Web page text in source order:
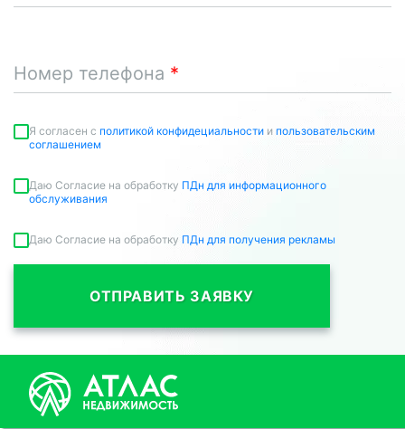
Номер телефона
Я согласен c политикой конфидециальности и пользовательским
соглашением
Даю Согласие на обработку ПДн для информационного
обслуживания
Даю Согласие на обработку ПДн для получения рекламы
ОТПРАВИТЬ ЗАЯВКУ